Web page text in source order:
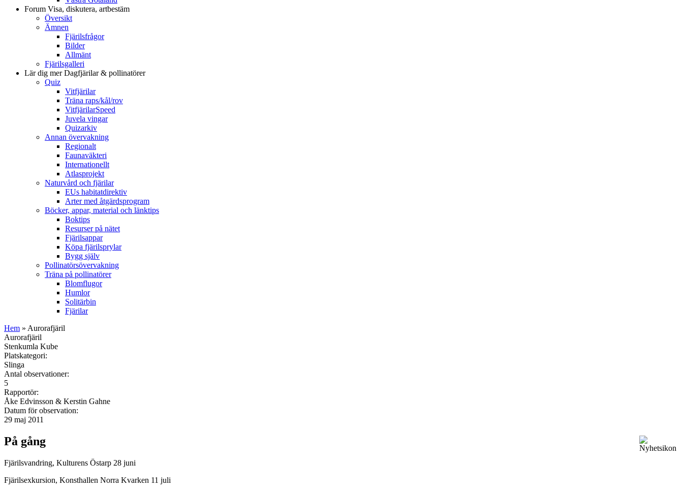
Forum Visa, diskutera, artbestäm
Översikt
Ämnen
Fjärilsfrågor
Bilder
Allmänt
Fjärilsgalleri
Lär dig merDagfjärilar & pollinatörer
Quiz
Vitfjärilar
Träna raps/kål/rov
VitfjärilarSpeed
Juvela vingar
Quizarkiv
Annan övervakning
Regionalt
Faunaväkteri
Internationellt
Atlasprojekt
Naturvård och fjärilar
EUs habitatdirektiv
Arter med åtgärdsprogram
Böcker, appar, material och länktips
Boktips
Resurser på nätet
Fjärilsappar
Köpa fjärilsprylar
Bygg själv
Pollinatörsövervakning
Träna på pollinatörer
Blomflugor
Humlor
Solitärbin
Fjärilar
Hem » Aurorafjäril
Aurorafjäril
Stenkumla Kube
Platskategori:
Slinga
Antal observationer:
5
Rapportör:
Åke Edvinsson & Kerstin Gahne
Datum för observation:
29 maj 2011
På gång
Fjärilsvandring, Kulturens Östarp 28 juni
Fjärilsexkursion, Konsthallen Norra Kvarken 11 juli